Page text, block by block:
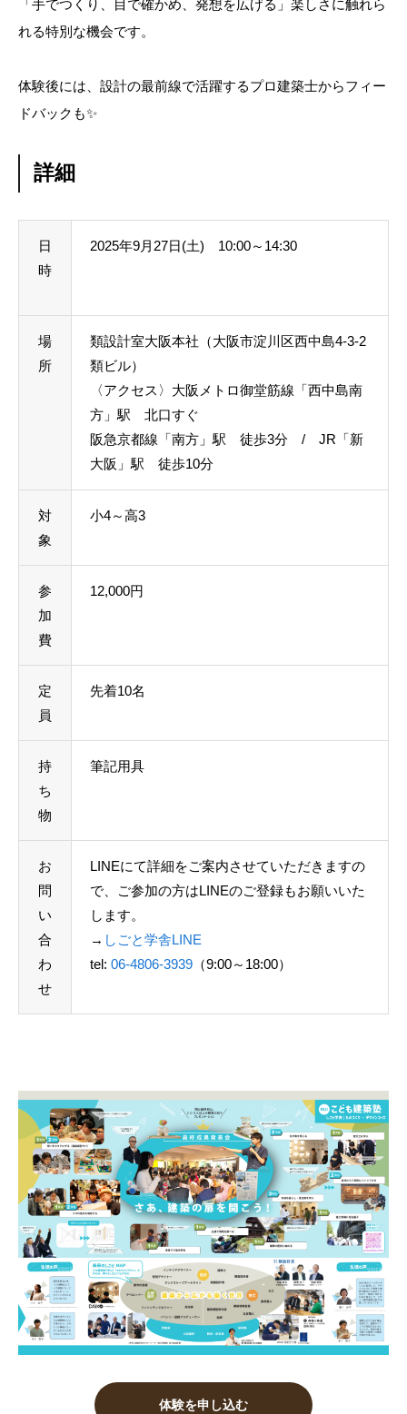
「手でつくり、目で確かめ、発想を広げる」楽しさに触れら
れる特別な機会です。
体験後には、設計の最前線で活躍するプロ建築士からフィー
ドバックも✨
詳細
日
時
2025年9月27日(土) 10:00～14:30
場
所
類設計室大阪本社（大阪市淀川区西中島4-3-2
類ビル）
〈アクセス〉大阪メトロ御堂筋線「西中島南
方」駅 北口すぐ
阪急京都線「南方」駅 徒歩3分 / JR「新
大阪」駅 徒歩10分
対
象
小4～高3
参
加
費
12,000円
定
員
先着10名
持
ち
物
筆記用具
お
問
い
合
わ
せ
LINEにて詳細をご案内させていただきますの
で、ご参加の方はLINEのご登録もお願いいた
します。
→ しごと学舎LINE
tel: 06-4806-3939 （9:00～18:00）
体験を申し込む